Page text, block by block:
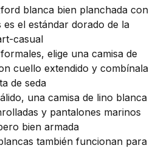
blanca bien planchada con
el estándar dorado de la
casual
elige una camisa de
cuello extendido y combínala
de seda
una camisa de lino blanca
y pantalones marinos
bien armada
también funcionan para